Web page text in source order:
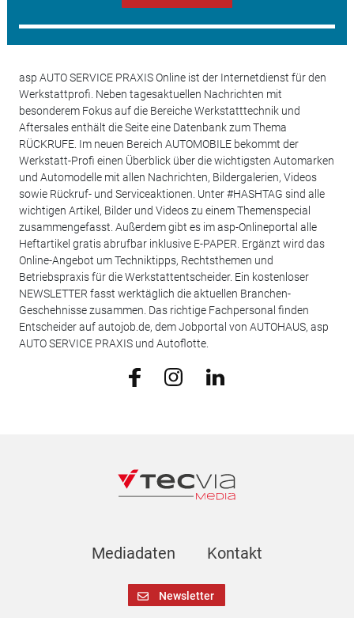
asp AUTO SERVICE PRAXIS Online ist der Internetdienst für den
Werkstattprofi. Neben tagesaktuellen Nachrichten mit
besonderem Fokus auf die Bereiche Werkstatttechnik und
Aftersales enthält die Seite eine Datenbank zum Thema
RÜCKRUFE. Im neuen Bereich AUTOMOBILE bekommt der
Werkstatt-Profi einen Überblick über die wichtigsten Automarken
und Automodelle mit allen Nachrichten, Bildergalerien, Videos
sowie Rückruf- und Serviceaktionen. Unter #HASHTAG sind alle
wichtigen Artikel, Bilder und Videos zu einem Themenspecial
zusammengefasst. Außerdem gibt es im asp-Onlineportal alle
Heftartikel gratis abrufbar inklusive E-PAPER. Ergänzt wird das
Online-Angebot um Techniktipps, Rechtsthemen und
Betriebspraxis für die Werkstattentscheider. Ein kostenloser
NEWSLETTER fasst werktäglich die aktuellen Branchen-
Geschehnisse zusammen. Das richtige Fachpersonal finden
Entscheider auf autojob.de, dem Jobportal von AUTOHAUS, asp
AUTO SERVICE PRAXIS und Autoflotte.
Mediadaten Kontakt
Newsletter